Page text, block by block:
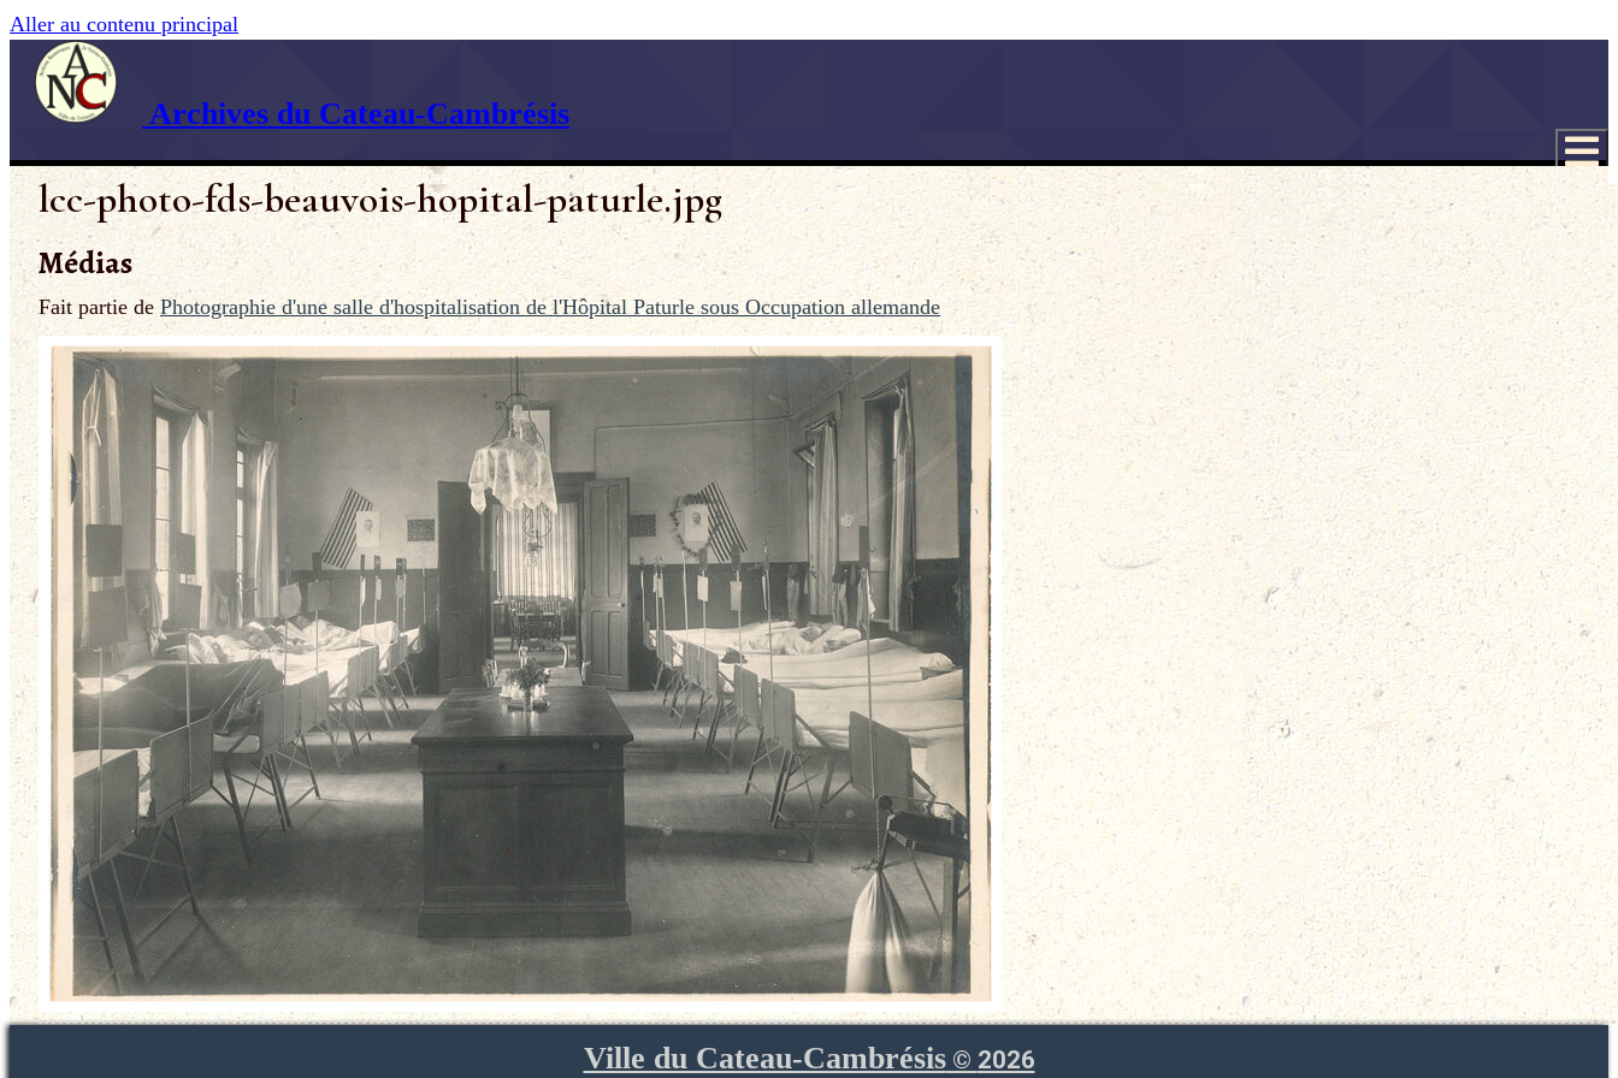
Aller au contenu principal
Archives du Cateau-Cambrésis
lcc-photo-fds-beauvois-hopital-paturle.jpg
Médias
Fait partie de Photographie d'une salle d'hospitalisation de l'Hôpital Paturle sous Occupation allemande
Ville du Cateau-Cambrésis© 2026